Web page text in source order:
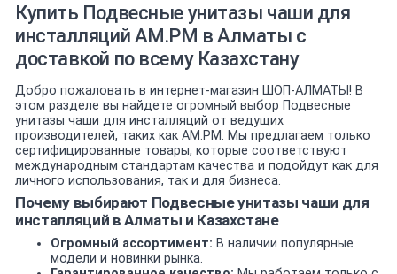
Купить Подвесные унитазы чаши для
инсталляций AM.PM в Алматы с
доставкой по всему Казахстану
Добро пожаловать в интернет-магазин ШОП-АЛМАТЫ! В
этом разделе вы найдете огромный выбор Подвесные
унитазы чаши для инсталляций от ведущих
производителей, таких как AM.PM. Мы предлагаем только
сертифицированные товары, которые соответствуют
международным стандартам качества и подойдут как для
личного использования, так и для бизнеса.
Почему выбирают Подвесные унитазы чаши для
инсталляций в Алматы и Казахстане
Огромный ассортимент: В наличии популярные
модели и новинки рынка.